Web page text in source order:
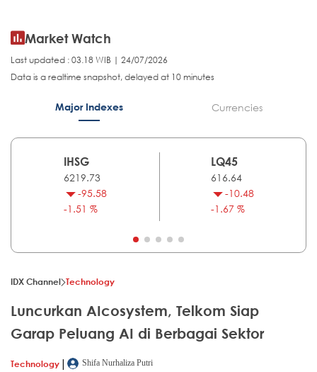
Market Watch
Last updated : 03.18 WIB | 24/07/2026
Data is a realtime snapshot, delayed at 10 minutes
Major Indexes Currencies
IHSG
6219.73
-95.58
-1.51 %
LQ45
616.64
-10.48
-1.67 %
IDX Channel Technology
Luncurkan AIcosystem, Telkom Siap
Garap Peluang AI di Berbagai Sektor
Technology |
Shifa Nurhaliza Putri